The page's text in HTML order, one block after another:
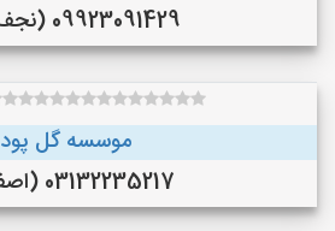
09923091429 (نجف‌ آباد)
موسسه گل پود
03132235217 (اصفهان)